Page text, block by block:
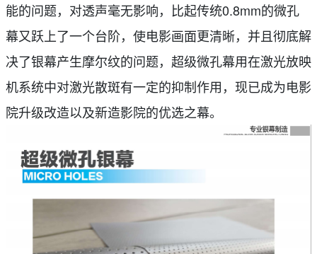
能的问题，对透声毫无影响，比起传统0.8mm的微孔
幕又跃上了一个台阶，使电影画面更清晰，并且彻底解
决了银幕产生摩尔纹的问题，超级微孔幕用在激光放映
机系统中对激光散斑有一定的抑制作用，现已成为电影
院升级改造以及新造影院的优选之幕。